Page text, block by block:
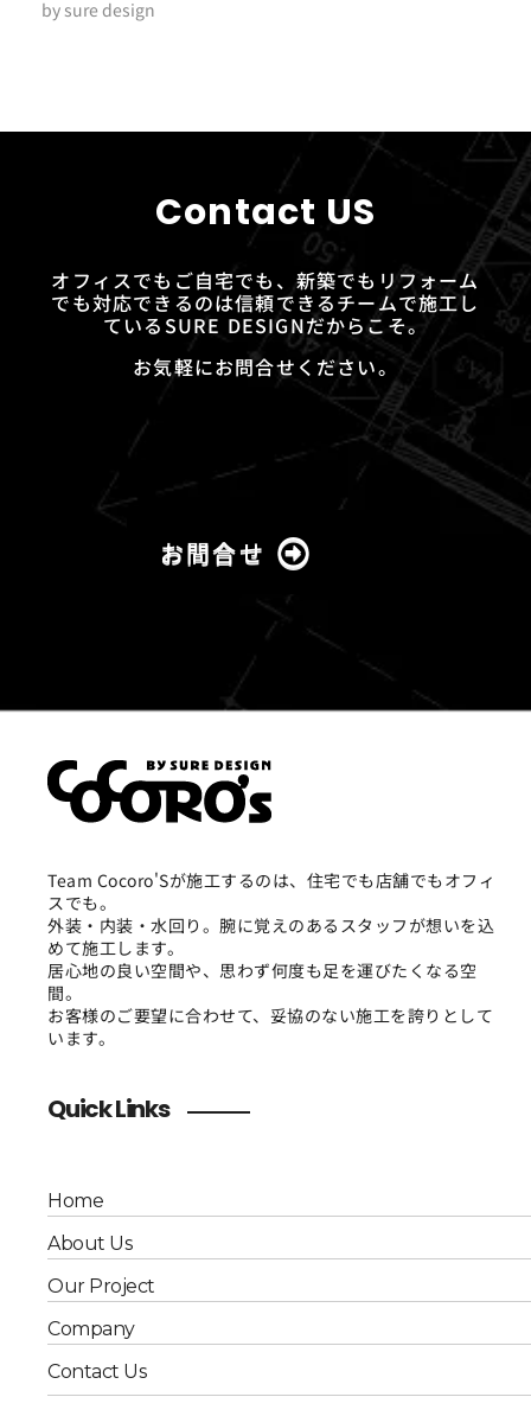
by sure design
Contact US
オフィスでもご自宅でも、新築でもリフォーム
でも対応できるのは信頼できるチームで施工し
ているSURE DESIGNだからこそ。
お気軽にお問合せください。
お問合せ
Team Cocoro'Sが施工するのは、住宅でも店舗でもオフィ
スでも。
外装・内装・水回り。腕に覚えのあるスタッフが想いを込
めて施工します。
居心地の良い空間や、思わず何度も足を運びたくなる空
間。
お客様のご要望に合わせて、妥協のない施工を誇りとして
います。
Quick Links
Home
About Us
Our Project
Company
Contact Us